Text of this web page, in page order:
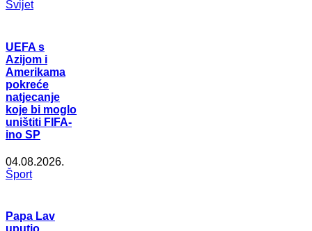
Svijet
UEFA s
Azijom i
Amerikama
pokreće
natjecanje
koje bi moglo
uništiti FIFA-
ino SP
04.08.2026.
Šport
Papa Lav